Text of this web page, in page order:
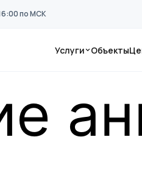
по МСК
Услуги Объекты